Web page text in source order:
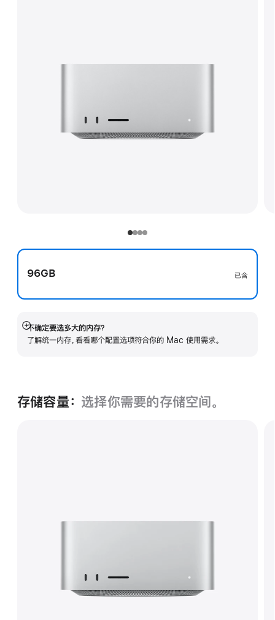
96GB 已含
不确定要选多大的内存？
了解统一内存，看看哪个配置选项符合你的 Mac 使用需求。
展
开
存储容量： 选择你需要的存储空间。